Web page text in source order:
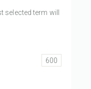
selected term will